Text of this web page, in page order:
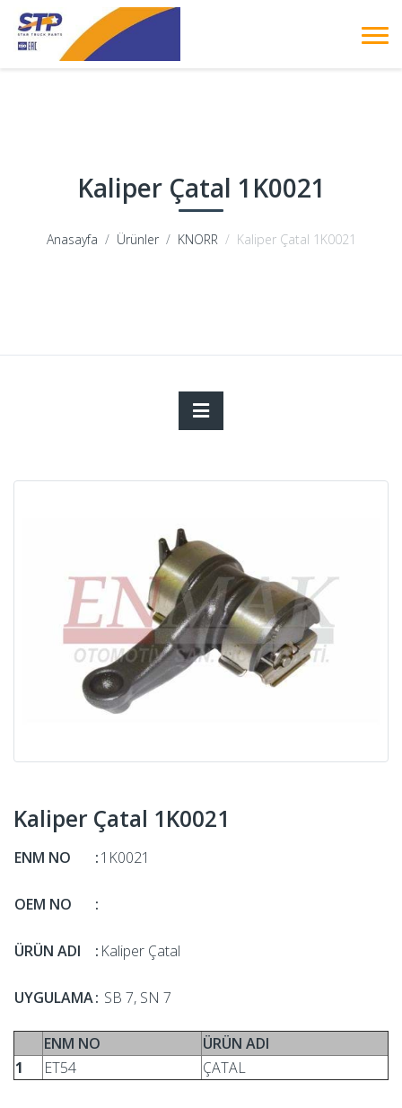
Kaliper Çatal 1K0021
Anasayfa Ürünler KNORR Kaliper Çatal 1K0021
Kaliper Çatal 1K0021
ENM NO :1K0021
OEM NO :
ÜRÜN ADI : Kaliper Çatal
UYGULAMA: SB 7, SN 7
ENM NO
ÜRÜN ADI
1
ET54 ÇATAL